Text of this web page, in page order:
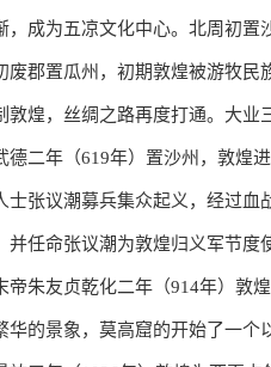
，成为五凉文化中心。北周初置
废郡置瓜州，初期敦煌被游牧
敦煌，丝绸之路再度打通。大业
德二年（619年）置沙州，敦煌
士张议潮募兵集众起义，经过血
并任命张议潮为敦煌归义军节度
帝朱友贞乾化二年（914年）敦
华的景象，莫高窟的开始了一个